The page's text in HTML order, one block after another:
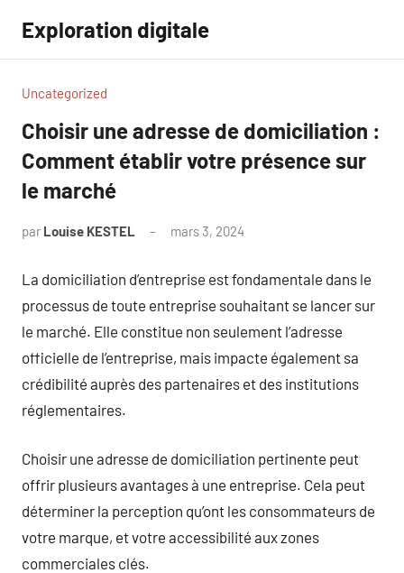
contenu
Exploration digitale
Uncategorized
Choisir une adresse de domiciliation :
Comment établir votre présence sur
le marché
par Louise KESTEL mars 3, 2024
La domiciliation d’entreprise est fondamentale dans le
processus de toute entreprise souhaitant se lancer sur
le marché. Elle constitue non seulement l’adresse
officielle de l’entreprise, mais impacte également sa
crédibilité auprès des partenaires et des institutions
réglementaires.
Choisir une adresse de domiciliation pertinente peut
offrir plusieurs avantages à une entreprise. Cela peut
déterminer la perception qu’ont les consommateurs de
votre marque, et votre accessibilité aux zones
commerciales clés.